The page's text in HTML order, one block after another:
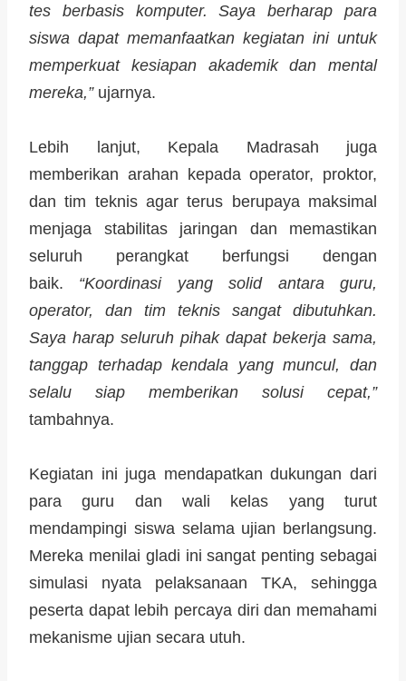
tes berbasis komputer. Saya berharap para
siswa dapat memanfaatkan kegiatan ini untuk
memperkuat kesiapan akademik dan mental
mereka,”ujarnya.
Lebih lanjut, Kepala Madrasah juga
memberikan arahan kepada operator, proktor,
dan tim teknis agar terus berupaya maksimal
menjaga stabilitas jaringan dan memastikan
seluruh perangkat berfungsi dengan
baik. “Koordinasi yang solid antara guru,
operator, dan tim teknis sangat dibutuhkan.
Saya harap seluruh pihak dapat bekerja sama,
tanggap terhadap kendala yang muncul, dan
selalu siap memberikan solusi cepat,”
tambahnya.
Kegiatan ini juga mendapatkan dukungan dari
para guru dan wali kelas yang turut
mendampingi siswa selama ujian berlangsung.
Mereka menilai gladi ini sangat penting sebagai
simulasi nyata pelaksanaan TKA, sehingga
peserta dapat lebih percaya diri dan memahami
mekanisme ujian secara utuh.